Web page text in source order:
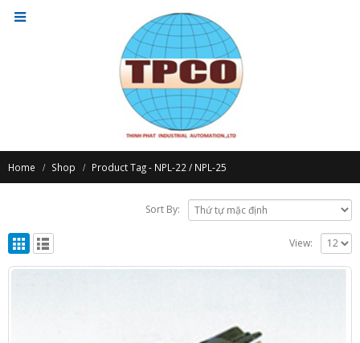
Home Shop Product Tag - NPL-22 / NPL-25
Sort By:
View: